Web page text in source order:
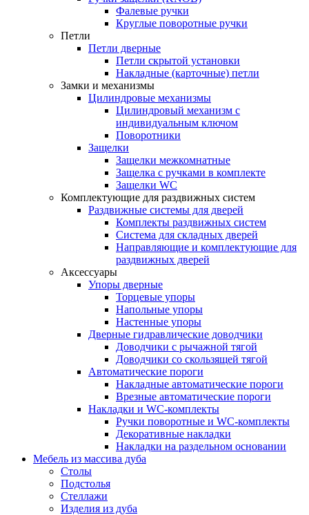
Фалевые ручки
Круглые поворотные ручки
Петли
Петли дверные
Петли скрытой установки
Накладные (карточные) петли
Замки и механизмы
Цилиндровые механизмы
Цилиндровый механизм с
индивидуальным ключом
Поворотники
Защелки
Защелки межкомнатные
Защелка с ручками в комплекте
Защелки WC
Комплектующие для раздвижных систем
Раздвижные системы для дверей
Комплекты раздвижных систем
Система для складных дверей
Направляющие и комплектующие для
раздвижных дверей
Аксессуары
Упоры дверные
Торцевые упоры
Напольные упоры
Настенные упоры
Дверные гидравлические доводчики
Доводчики с рычажной тягой
Доводчики со скользящей тягой
Автоматические пороги
Накладные автоматические пороги
Врезные автоматические пороги
Накладки и WC-комплекты
Ручки поворотные и WC-комплекты
Декоративные накладки
Накладки на раздельном основании
Мебель из массива дуба
Столы
Подстолья
Стеллажи
Изделия из дуба